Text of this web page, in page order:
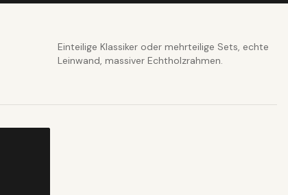
Einteilige Klassiker oder mehrteilige Sets, echte
Leinwand, massiver Echtholzrahmen.